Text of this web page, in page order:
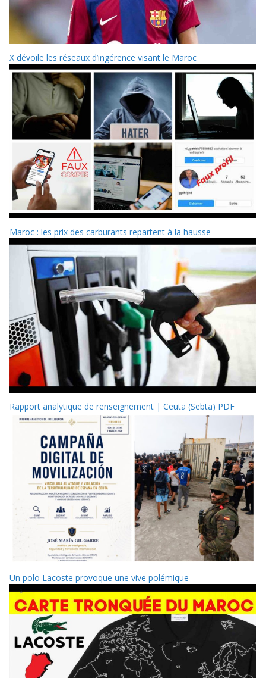
X dévoile les réseaux d’ingérence visant le Maroc
Maroc : les prix des carburants repartent à la hausse
Rapport analytique de renseignement | Ceuta (Sebta) PDF
Un polo Lacoste provoque une vive polémique